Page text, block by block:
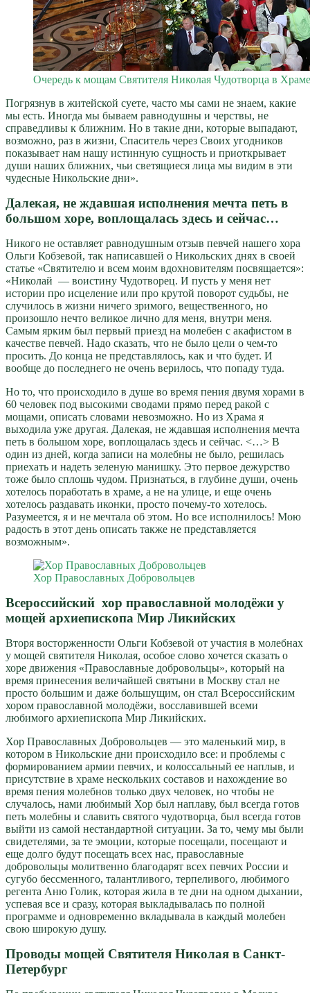
Очередь к мощам Святителя Николая Чудотворца в
Погрязнув в житейской суете, часто мы сами не знаем, какие
мы есть. Иногда мы бываем равнодушны и черствы, не
справедливы к ближним. Но в такие дни, которые выпадают,
возможно, раз в жизни, Спаситель через Своих угодников
показывает нам нашу истинную сущность и приоткрывает
души наших ближних, чьи светящиеся лица мы видим в эти
чудесные Никольские дни».
Далекая, не ждавшая исполнения мечта петь в
большом хоре, воплощалась здесь и сейчас…
Никого не оставляет равнодушным отзыв певчей нашего хора
Ольги Кобзевой, так написавшей о Никольских днях в своей
статье «Святителю и всем моим вдохновителям посвящается»:
«Николай — воистину Чудотворец. И пусть у меня нет
истории про исцеление или про крутой поворот судьбы, не
случилось в жизни ничего зримого, вещественного, но
произошло нечто великое лично для меня, внутри меня.
Самым ярким был первый приезд на молебен с акафистом в
качестве певчей. Надо сказать, что не было цели о чем-то
просить. До конца не представлялось, как и что будет. И
вообще до последнего не очень верилось, что попаду туда.
Но то, что происходило в душе во время пения двумя хорами в
60 человек под высокими сводами прямо перед ракой с
мощами, описать словами невозможно. Но из Храма я
выходила уже другая. Далекая, не ждавшая исполнения мечта
петь в большом хоре, воплощалась здесь и сейчас. <…> В
один из дней, когда записи на молебны не было, решилась
приехать и надеть зеленую манишку. Это первое дежурство
тоже было сплошь чудом. Признаться, в глубине души, очень
хотелось поработать в храме, а не на улице, и еще очень
хотелось раздавать иконки, просто почему-то хотелось.
Разумеется, я и не мечтала об этом. Но все исполнилось! Мою
радость в этот день описать также не представляется
возможным».
Хор Православных Добровольцев
Всероссийский хор православной молодёжи у
мощей архиепископа Мир Ликийских
Вторя восторженности Ольги Кобзевой от участия в молебнах
у мощей святителя Николая, особое слово хочется сказать о
хоре движения «Православные добровольцы», который на
время принесения величайшей святыни в Москву стал не
просто большим и даже большущим, он стал Всероссийским
хором православной молодёжи, восславившей всеми
любимого архиепископа Мир Ликийских.
Хор Православных Добровольцев — это маленький мир, в
котором в Никольские дни происходило все: и проблемы с
формированием армии певчих, и колоссальный ее наплыв, и
присутствие в храме нескольких составов и нахождение во
время пения молебнов только двух человек, но чтобы не
случалось, нами любимый Хор был наплаву, был всегда готов
петь молебны и славить святого чудотворца, был всегда готов
выйти из самой нестандартной ситуации. За то, чему мы были
свидетелями, за те эмоции, которые посещали, посещают и
еще долго будут посещать всех нас, православные
добровольцы молитвенно благодарят всех певчих России и
сугубо бессменного, талантливого, терпеливого, любимого
регента Аню Голик, которая жила в те дни на одном дыхании,
успевая все и сразу, которая выкладывалась по полной
программе и одновременно вкладывала в каждый молебен
свою широкую душу.
Проводы мощей Святителя Николая в Санкт-
Петербург